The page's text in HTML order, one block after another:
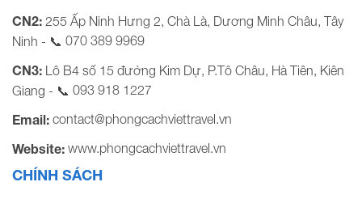
CN2: 255 Ấp Ninh Hưng 2, Chà Là, Dương Minh Châu, Tây
Ninh - 📞 070 389 9969
CN3: Lô B4 số 15 đường Kim Dự, P.Tô Châu, Hà Tiên, Kiên
Giang - 📞 093 918 1227
Email: contact@phongcachviettravel.vn
Website: www.phongcachviettravel.vn
CHÍNH SÁCH